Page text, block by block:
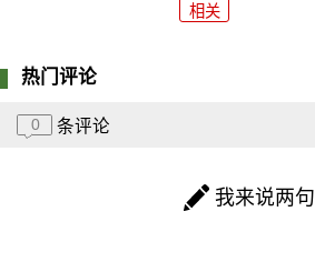
相关
热门评论
0 条评论
我来说两句